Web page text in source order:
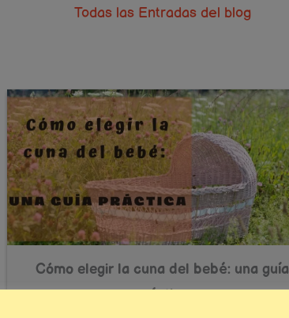
Todas las Entradas del blog
Cómo elegir la cuna del bebé: una guía
práctica